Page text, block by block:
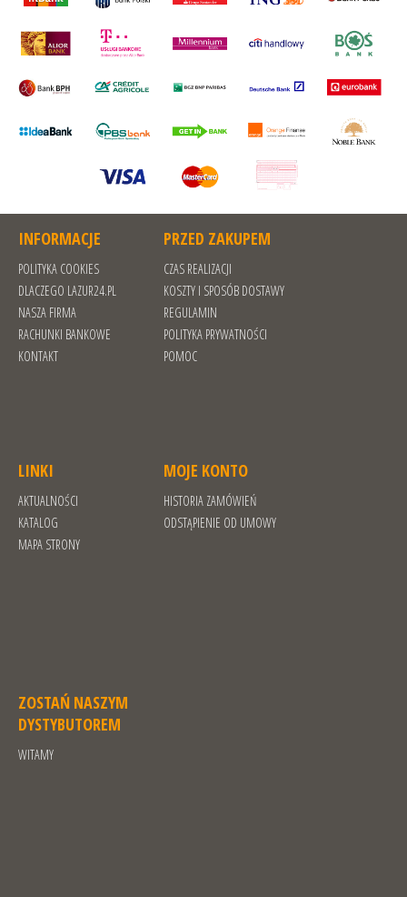
INFORMACJE
POLITYKA COOKIES
DLACZEGO LAZUR24.PL
NASZA FIRMA
RACHUNKI BANKOWE
KONTAKT
PRZED ZAKUPEM
CZAS REALIZACJI
KOSZTY I SPOSÓB DOSTAWY
REGULAMIN
POLITYKA PRYWATNOŚCI
POMOC
LINKI
AKTUALNOŚCI
KATALOG
MAPA STRONY
MOJE KONTO
HISTORIA ZAMÓWIEŃ
ODSTĄPIENIE OD UMOWY
ZOSTAŃ NASZYM
DYSTYBUTOREM
WITAMY